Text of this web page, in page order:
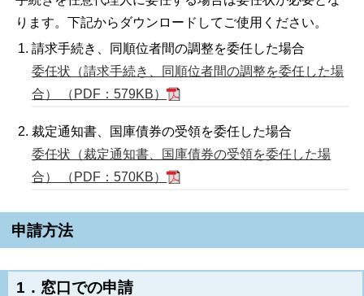
ります。下記からダウンロードしてご使用ください。
請求手続き、同順位者間の調整を委任した場合
委任状（請求手続き、同順位者間の調整を委任した場
合） （PDF：579KB）
裁定通知書、国庫債券の受領を委任した場合
委任状（裁定通知書、国庫債券の受領を委任した場
合） （PDF：570KB）
申請方法
1．窓口での申請